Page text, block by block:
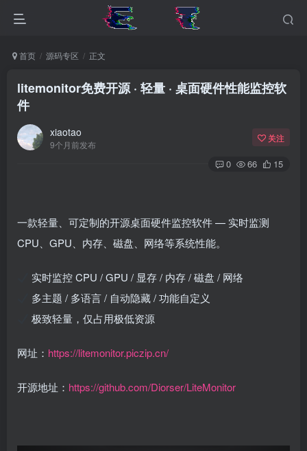
首页 源码专区 正文
litemonitor免费开源 · 轻量 · 桌面硬件性能监控软
件
xiaotao
9个月前发布
关注
0 66 15
一款轻量、可定制的开源桌面硬件监控软件 — 实时监测
CPU、GPU、内存、磁盘、网络等系统性能。
实时监控 CPU / GPU / 显存 / 内存 / 磁盘 / 网络
多主题 / 多语言 / 自动隐藏 / 功能自定义
极致轻量，仅占用极低资源
网址： https://litemonitor.piczip.cn/
开源地址： https://github.com/Diorser/LiteMonitor